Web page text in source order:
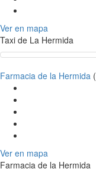
Ver en mapa
Taxi de La Hermida
Farmacia de la Hermida (
Ver en mapa
Farmacia de la Hermida